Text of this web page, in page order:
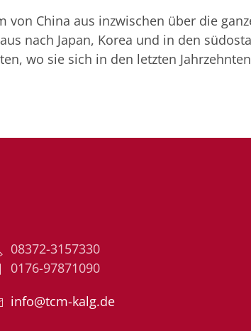
China aus inzwischen über die
nach Japan, Korea und in den
wo sie sich in den letzten
08372-3157330
0176-97871090
info@tcm-kalg.de